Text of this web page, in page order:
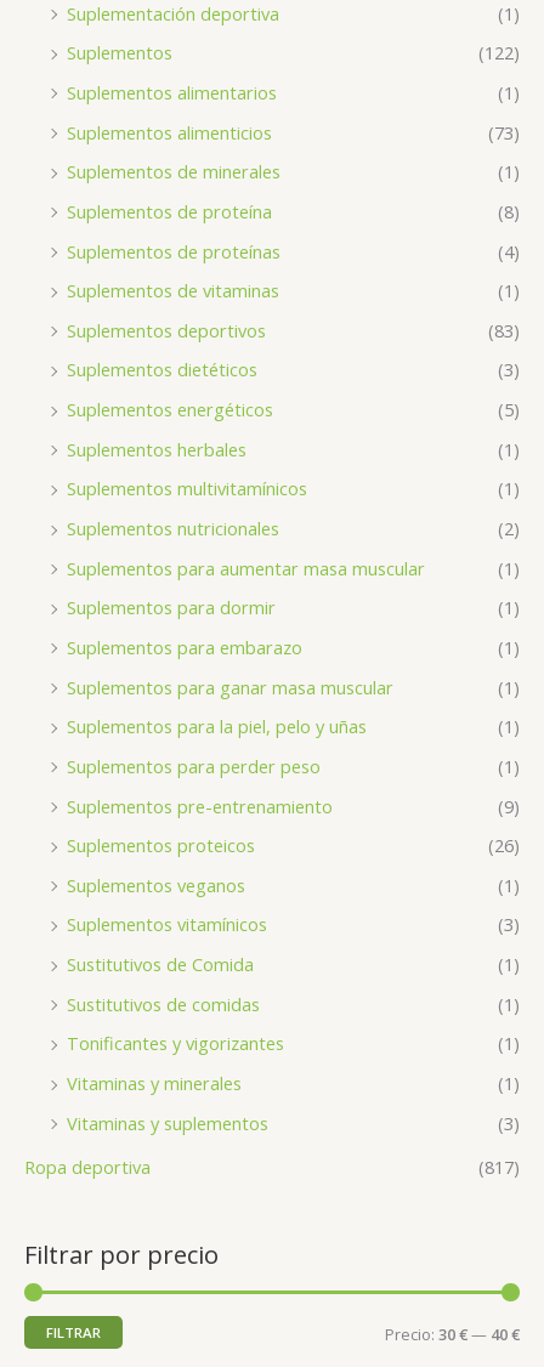
Suplementación deportiva
(1)
Suplementos
(122)
Suplementos alimentarios
(1)
Suplementos alimenticios
(73)
Suplementos de minerales
(1)
Suplementos de proteína
(8)
Suplementos de proteínas
(4)
Suplementos de vitaminas
(1)
Suplementos deportivos
(83)
Suplementos dietéticos
(3)
Suplementos energéticos
(5)
Suplementos herbales
(1)
Suplementos multivitamínicos
(1)
Suplementos nutricionales
(2)
Suplementos para aumentar masa muscular
(1)
Suplementos para dormir
(1)
Suplementos para embarazo
(1)
Suplementos para ganar masa muscular
(1)
Suplementos para la piel, pelo y uñas
(1)
Suplementos para perder peso
(1)
Suplementos pre-entrenamiento
(9)
Suplementos proteicos
(26)
Suplementos veganos
(1)
Suplementos vitamínicos
(3)
Sustitutivos de Comida
(1)
Sustitutivos de comidas
(1)
Tonificantes y vigorizantes
(1)
Vitaminas y minerales
(1)
Vitaminas y suplementos
(3)
Ropa deportiva
(817)
Filtrar por precio
FILTRAR Precio: 30 €— 40 €